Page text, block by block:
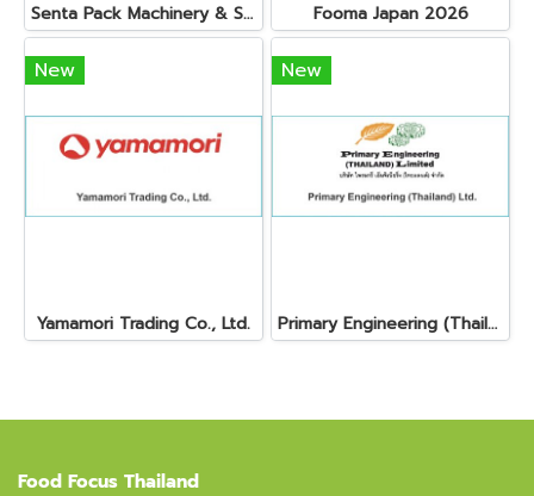
Senta Pack Machinery & Service Co., Ltd. Fooma Japan 2026
New
Yamamori Trading Co., Ltd.
New
Primary Engineering (Thailand) Ltd.
Food Focus Thailand